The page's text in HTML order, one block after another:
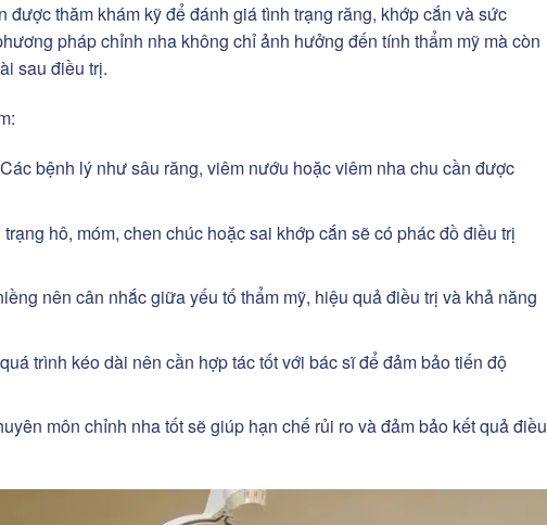
thăm khám kỹ để đánh giá tình trạng răng, khớp cắn và sức
pháp chỉnh nha không chỉ ảnh hưởng đến tính thẩm mỹ mà còn
sau điều trị.
Các bệnh lý như sâu răng, viêm nướu hoặc viêm nha chu cần được
trạng hô, móm, chen chúc hoặc sai khớp cắn sẽ có phác đồ điều trị
nên cân nhắc giữa yếu tố thẩm mỹ, hiệu quả điều trị và khả năng
trình kéo dài nên cần hợp tác tốt với bác sĩ để đảm bảo tiến độ
môn chỉnh nha tốt sẽ giúp hạn chế rủi ro và đảm bảo kết quả điều